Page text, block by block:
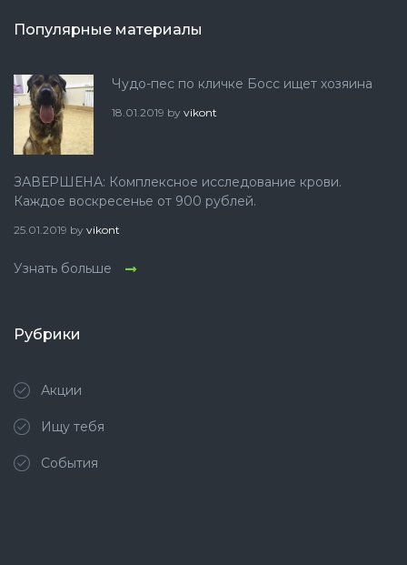
Популярные материалы
Чудо-пес по кличке Босс ищет хозяина
18.01.2019 by vikont
ЗАВЕРШЕНА: Комплексное исследование крови.
Каждое воскресенье от 900 рублей.
25.01.2019 by vikont
Узнать больше
Рубрики
Акции
Ищу тебя
События